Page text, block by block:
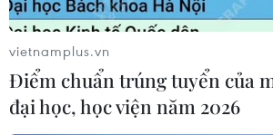
vietnamplus.vn
Điểm chuẩn trúng tuyển của
đại học, học viện năm 2026